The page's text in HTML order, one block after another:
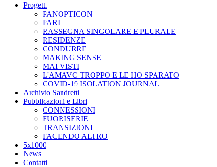
Progetti
PANOPTICON
PARI
RASSEGNA SINGOLARE E PLURALE
RESIDENZE
CONDURRE
MAKING SENSE
MAI VISTI
L'AMAVO TROPPO E LE HO SPARATO
COVID-19 ISOLATION JOURNAL
Archivio Sandretti
Pubblicazioni e Libri
CONNESSIONI
FUORISERIE
TRANSIZIONI
FACENDO ALTRO
5x1000
News
Contatti